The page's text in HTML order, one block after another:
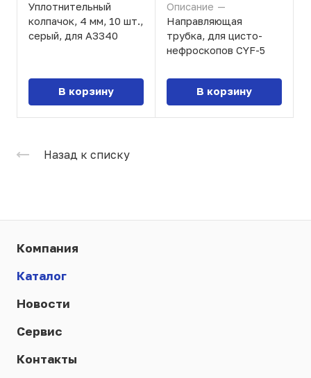
Уплотнительный
колпачок, 4 мм, 10 шт.,
серый, для A3340
В корзину
Описание —
Направляющая
трубка, для цисто-
нефроскопов CYF-5
В корзину
Назад к списку
Компания
Каталог
Новости
Сервис
Контакты